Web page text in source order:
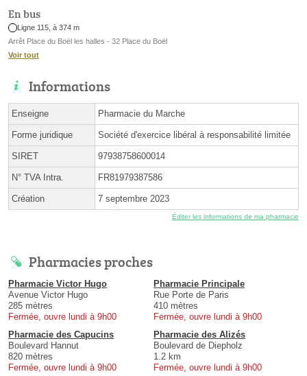
En bus
Ligne 115, à 374 m
Arrêt Place du Boël les halles - 32 Place du Boël
Voir tout
Informations
Enseigne Pharmacie du Marche
Forme juridique Société d'exercice libéral à responsabilité limitée
SIRET 97938758600014
N° TVA Intra. FR81979387586
Création 7 septembre 2023
Éditer les informations de ma pharmacie
Pharmacies proches
Pharmacie Victor Hugo
Avenue Victor Hugo
285 mètres
Fermée, ouvre lundi à 9h00
Pharmacie Principale
Rue Porte de Paris
410 mètres
Fermée, ouvre lundi à 9h00
Pharmacie des Capucins
Boulevard Hannut
820 mètres
Fermée, ouvre lundi à 9h00
Pharmacie des Alizés
Boulevard de Diepholz
1.2 km
Fermée, ouvre lundi à 9h00